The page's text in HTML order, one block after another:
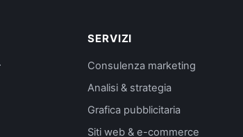
SERVIZI
Consulenza marketing
Analisi & strategia
Grafica pubblicitaria
Siti web & e-commerce